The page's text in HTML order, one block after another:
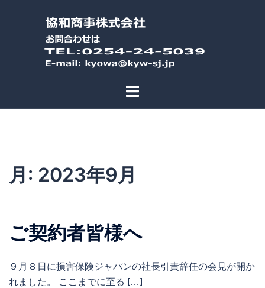
月: 2023年9月
ご契約者皆様へ
９月８日に損害保険ジャパンの社長引責辞任の会見が開か
れました。 ここまでに至る […]